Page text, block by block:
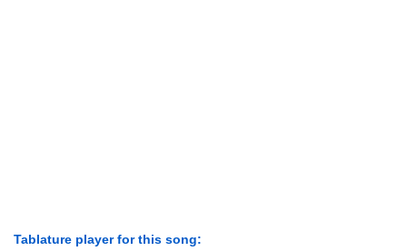
Tablature player for this song: